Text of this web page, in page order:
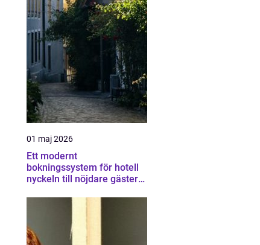
01 maj 2026
Ett modernt
bokningssystem för hotell
nyckeln till nöjdare gäster